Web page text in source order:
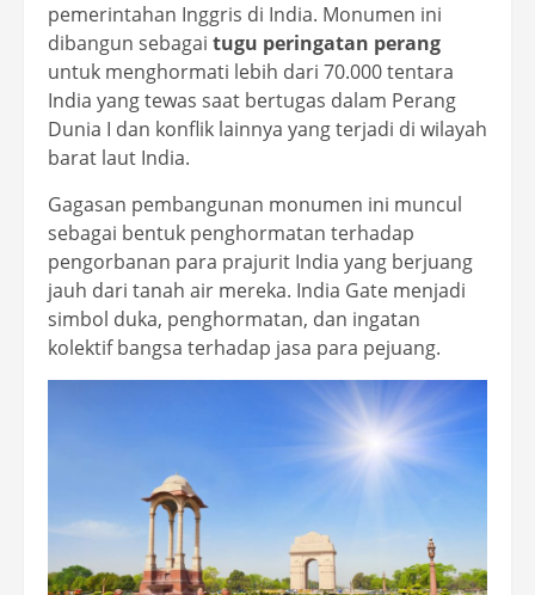
pemerintahan Inggris di India. Monumen ini
dibangun sebagai tugu peringatan perang
untuk menghormati lebih dari 70.000 tentara
India yang tewas saat bertugas dalam Perang
Dunia I dan konflik lainnya yang terjadi di wilayah
barat laut India.
Gagasan pembangunan monumen ini muncul
sebagai bentuk penghormatan terhadap
pengorbanan para prajurit India yang berjuang
jauh dari tanah air mereka. India Gate menjadi
simbol duka, penghormatan, dan ingatan
kolektif bangsa terhadap jasa para pejuang.